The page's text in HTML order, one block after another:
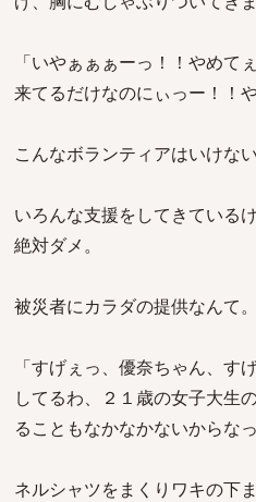
「いやぁぁぁーっ！！やめて
来てるだけなのにぃっー！！
こんなボランティアはいけない
いろんな支援をしてきている
絶対ダメ。
被災者にカラダの提供なんて。
「すげぇっ、優奈ちゃん、す
してるわ、２１歳の女子大生
ることもなかなかないからなっ
ネルシャツをまくりワキの下